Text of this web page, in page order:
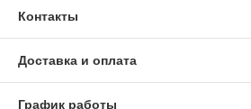
Контакты
Доставка и оплата
График работы